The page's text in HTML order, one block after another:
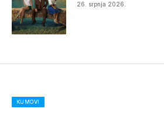
26. srpnja 2026.
KUMOVI